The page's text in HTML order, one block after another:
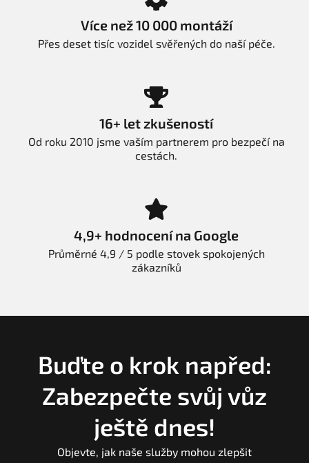
Více než 10 000 montáží
Přes deset tisíc vozidel svěřených do naší péče.
16+ let zkušeností
Od roku 2010 jsme vaším partnerem pro bezpečí na
cestách.
4,9+ hodnocení na Google
Průměrné 4,9 / 5 podle stovek spokojených
zákazníků
Buďte o krok napřed:
Zabezpečte svůj vůz
ještě dnes!
Objevte, jak naše služby mohou zlepšit